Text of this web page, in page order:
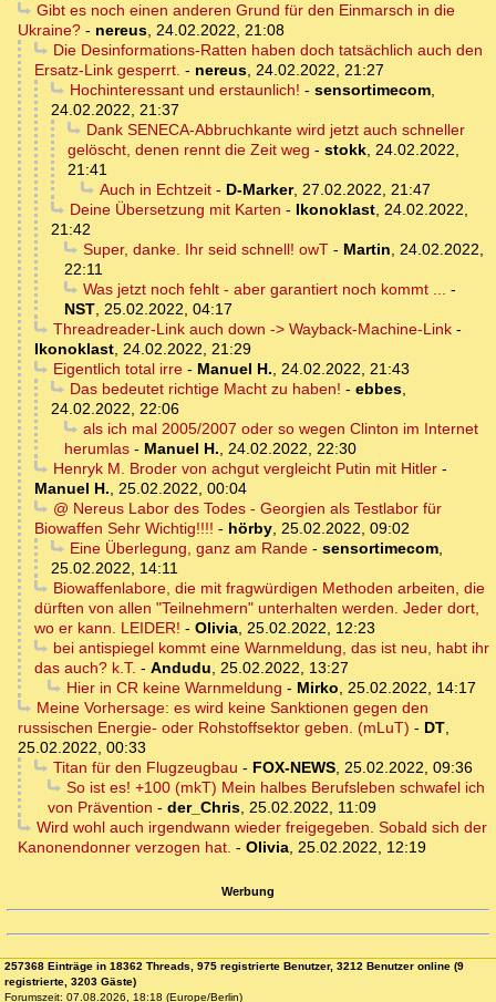
Gibt es noch einen anderen Grund für den Einmarsch in die
Ukraine? - nereus, 24.02.2022, 21:08
Die Desinformations-Ratten haben doch tatsächlich auch den
Ersatz-Link gesperrt. - nereus, 24.02.2022, 21:27
Hochinteressant und erstaunlich! - sensortimecom,
24.02.2022, 21:37
Dank SENECA-Abbruchkante wird jetzt auch schneller
gelöscht, denen rennt die Zeit weg - stokk, 24.02.2022,
21:41
Auch in Echtzeit- D-Marker, 27.02.2022, 21:47
Deine Übersetzung mit Karten - Ikonoklast, 24.02.2022,
21:42
Super, danke. Ihr seid schnell! owT- Martin, 24.02.2022,
22:11
Was jetzt noch fehlt - aber garantiert noch kommt ... -
NST, 25.02.2022, 04:17
Threadreader-Link auch down -> Wayback-Machine-Link-
Ikonoklast, 24.02.2022, 21:29
Eigentlich total irre- Manuel H., 24.02.2022, 21:43
Das bedeutet richtige Macht zu haben! - ebbes,
24.02.2022, 22:06
als ich mal 2005/2007 oder so wegen Clinton im Internet
herumlas - Manuel H., 24.02.2022, 22:30
Henryk M. Broder von achgut vergleicht Putin mit Hitler-
Manuel H., 25.02.2022, 00:04
@ Nereus Labor des Todes - Georgien als Testlabor für
Biowaffen Sehr Wichtig!!!! - hörby, 25.02.2022, 09:02
Eine Überlegung, ganz am Rande- sensortimecom,
25.02.2022, 14:11
Biowaffenlabore, die mit fragwürdigen Methoden arbeiten, die
dürften von allen "Teilnehmern" unterhalten werden. Jeder dort,
wo er kann. LEIDER! - Olivia, 25.02.2022, 12:23
bei antispiegel kommt eine Warnmeldung, das ist neu, habt ihr
das auch? k.T. - Andudu, 25.02.2022, 13:27
Hier in CR keine Warnmeldung - Mirko, 25.02.2022, 14:17
Meine Vorhersage: es wird keine Sanktionen gegen den
russischen Energie- oder Rohstoffsektor geben. (mLuT) - DT,
25.02.2022, 00:33
Titan für den Flugzeugbau - FOX-NEWS, 25.02.2022, 09:36
So ist es! +100 (mkT) Mein halbes Berufsleben schwafel ich
von Prävention - der_Chris, 25.02.2022, 11:09
Wird wohl auch irgendwann wieder freigegeben. Sobald sich der
Kanonendonner verzogen hat. - Olivia, 25.02.2022, 12:19
Werbung
257368 Einträge in 18362 Threads, 975 registrierte Benutzer, 3212 Benutzer online (9
registrierte, 3203 Gäste)
Forumszeit: 07.08.2026, 18:18 (Europe/Berlin)